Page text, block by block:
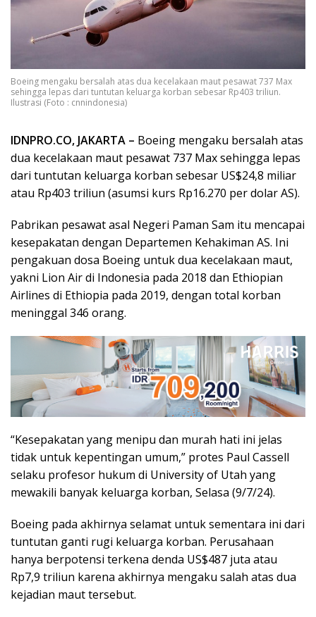
Boeing mengaku bersalah atas dua kecelakaan maut pesawat 737 Max
sehingga lepas dari tuntutan keluarga korban sebesar Rp403 triliun.
Ilustrasi (Foto : cnnindonesia)
IDNPRO.CO, JAKARTA – Boeing mengaku bersalah atas
dua kecelakaan maut pesawat 737 Max sehingga lepas
dari tuntutan keluarga korban sebesar US$24,8 miliar
atau Rp403 triliun (asumsi kurs Rp16.270 per dolar AS).
Pabrikan pesawat asal Negeri Paman Sam itu mencapai
kesepakatan dengan Departemen Kehakiman AS. Ini
pengakuan dosa Boeing untuk dua kecelakaan maut,
yakni Lion Air di Indonesia pada 2018 dan Ethiopian
Airlines di Ethiopia pada 2019, dengan total korban
meninggal 346 orang.
“Kesepakatan yang menipu dan murah hati ini jelas
tidak untuk kepentingan umum,” protes Paul Cassell
selaku profesor hukum di University of Utah yang
mewakili banyak keluarga korban, Selasa (9/7/24).
Boeing pada akhirnya selamat untuk sementara ini dari
tuntutan ganti rugi keluarga korban. Perusahaan
hanya berpotensi terkena denda US$487 juta atau
Rp7,9 triliun karena akhirnya mengaku salah atas dua
kejadian maut tersebut.